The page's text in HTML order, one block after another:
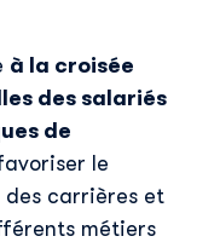
à la croisée
des salariés
de
le
carrières et
métiers